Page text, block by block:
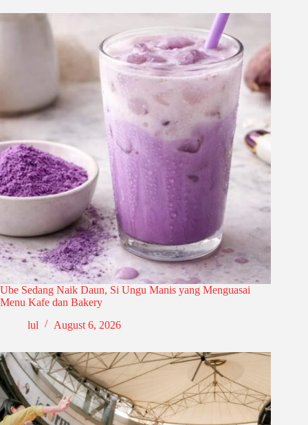
Ube Sedang Naik Daun, Si Ungu Manis yang Menguasai
Menu Kafe dan Bakery
lul
August 6, 2026